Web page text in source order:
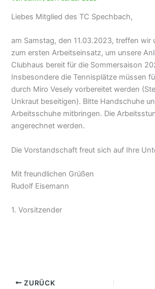
Liebes Mitglied des TC Spechbach,
am Samstag, den 11.03.2023, treffen wir
zum ersten Arbeitseinsatz, um unsere
Clubhaus bereit für die Sommersaison
Insbesondere die Tennisplätze müssen
durch Miro Vesely vorbereitet werden
Unkraut beseitigen). Bitte Handschuhe
Arbeitsschuhe mitbringen. Die
angerechnet werden.
Die Vorstandschaft freut sich auf Ihre
Mit freundlichen Grüßen
Rudolf Eisemann
1. Vorsitzender
ZURÜCK